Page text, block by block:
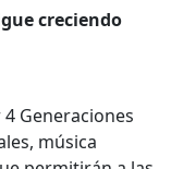
creciendo
Generaciones
música